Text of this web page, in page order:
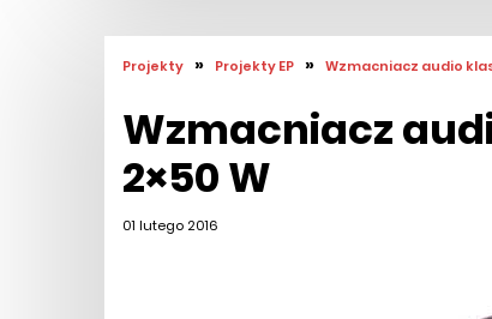
Projekty » Projekty EP » Wzmacniacz audio
Wzmacniacz
2×50 W
01 lutego 2016